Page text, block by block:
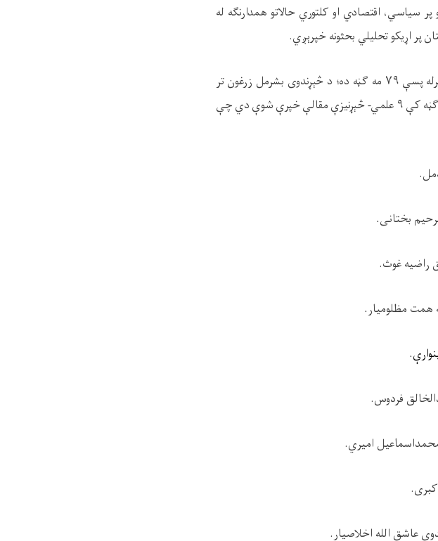
اقتصادي او کلتوري حالاتو همدارنګه له
پر اړيکو تحليلي بحثونهخپرېږي.
مطالعات ژورنال د څلورمې ربعې ۴ مه چې د ۱۴۰۴ ل، پرله پسې ۷۹ مه ګڼه ده؛ د څېړندوی بشرمل زرغون تر
مسؤليت او اهتمام لاندې چاپ شوه، ياده ګڼه ۱۹۰ مخونه لري، په دغې ګڼه کې ۹ علمي- څېړنيزې مقالې خپرې شوې دي چې
بختانی.
راضيه غوث.
همت مظلوميار.
فردوس.